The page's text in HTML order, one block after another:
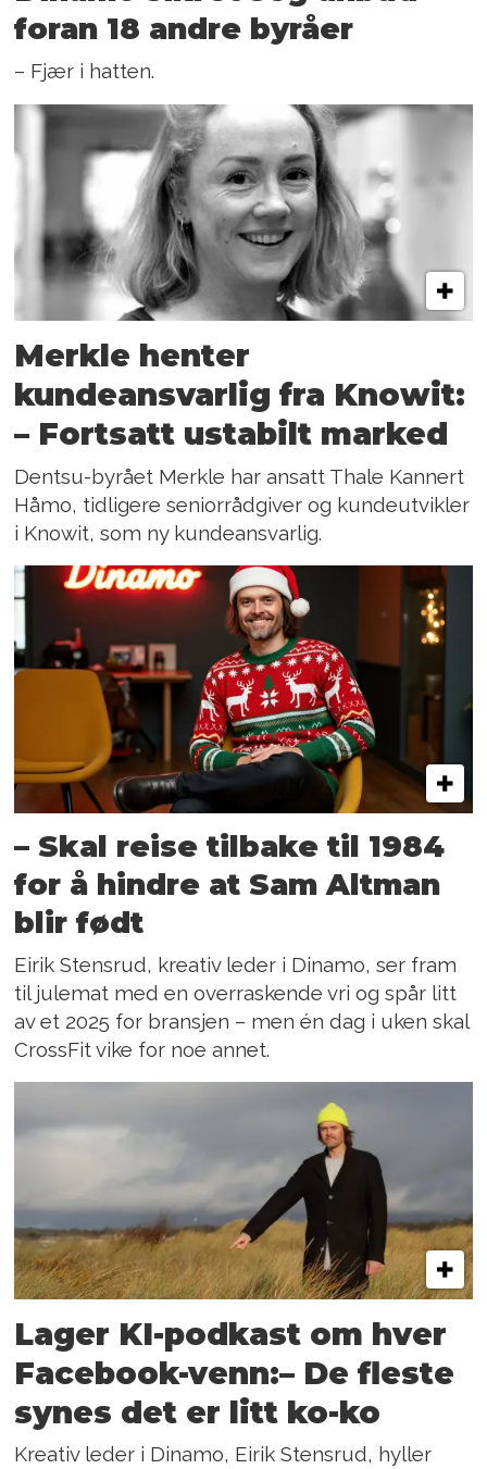
foran 18 andre byråer
– Fjær i hatten.
Merkle henter
kundeansvarlig fra Knowit:
– Fortsatt ustabilt marked
Dentsu-byrået Merkle har ansatt Thale Kannert
Håmo, tidligere seniorrådgiver og kundeutvikler
i Knowit, som ny kundeansvarlig.
– Skal reise tilbake til 1984
for å hindre at Sam Altman
blir født
Eirik Stensrud, kreativ leder i Dinamo, ser fram
til julemat med en overraskende vri og spår litt
av et 2025 for bransjen – men én dag i uken skal
CrossFit vike for noe annet.
Lager KI-podkast om hver
Facebook-venn:– De fleste
synes det er litt ko-ko
Kreativ leder i Dinamo, Eirik Stensrud, hyller